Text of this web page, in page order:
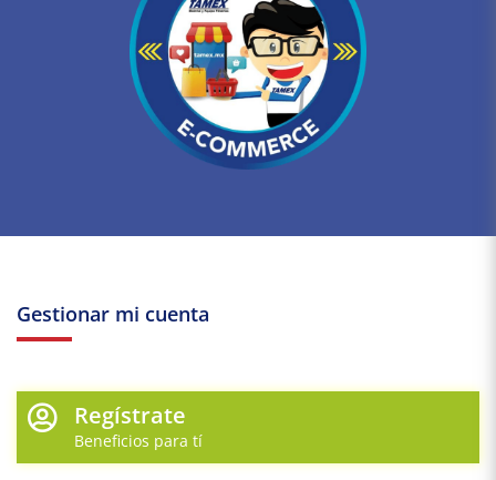
Gestionar mi cuenta
Regístrate
Beneficios para tí